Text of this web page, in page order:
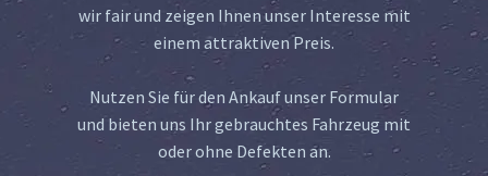
wir fair und zeigen Ihnen unser Interesse mit
einem attraktiven Preis.
Nutzen Sie für den Ankauf unser Formular
und bieten uns Ihr gebrauchtes Fahrzeug mit
oder ohne Defekten an.